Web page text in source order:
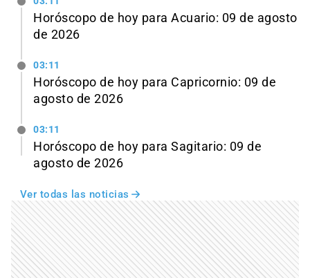
Horóscopo de hoy para Acuario: 09 de agosto
de 2026
03:11
Horóscopo de hoy para Capricornio: 09 de
agosto de 2026
03:11
Horóscopo de hoy para Sagitario: 09 de
agosto de 2026
Ver todas las noticias